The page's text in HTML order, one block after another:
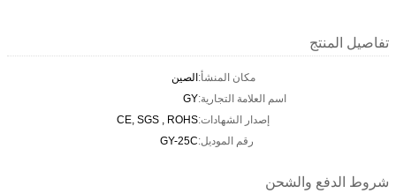
تفاصيل المنتج
مكان المنشأ:الصين
اسم العلامة التجارية:GY
إصدار الشهادات:CE, SGS , ROHS
رقم الموديل:GY-25C
شروط الدفع والشحن